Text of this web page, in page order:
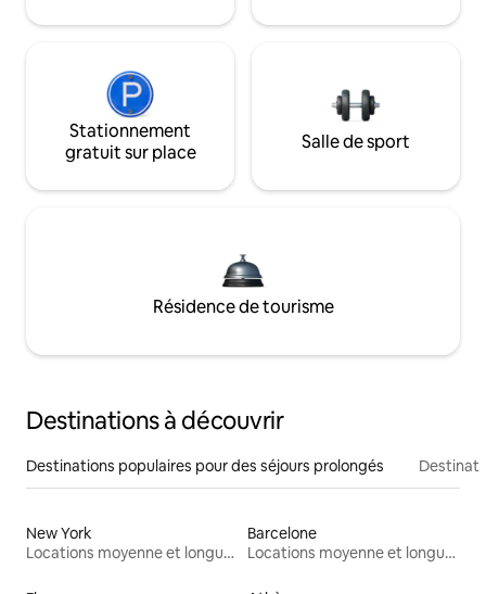
Stationnement
gratuit sur place
Salle de sport
Résidence de tourisme
Destinations à découvrir
Destinations populaires pour des séjours prolongés
New York
Locations moyenne et longue durée
Barcelone
Locations moyenne et longue durée